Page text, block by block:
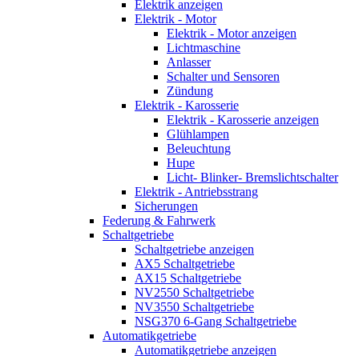
Elektrik anzeigen
Elektrik - Motor
Elektrik - Motor anzeigen
Lichtmaschine
Anlasser
Schalter und Sensoren
Zündung
Elektrik - Karosserie
Elektrik - Karosserie anzeigen
Glühlampen
Beleuchtung
Hupe
Licht- Blinker- Bremslichtschalter
Elektrik - Antriebsstrang
Sicherungen
Federung & Fahrwerk
Schaltgetriebe
Schaltgetriebe anzeigen
AX5 Schaltgetriebe
AX15 Schaltgetriebe
NV2550 Schaltgetriebe
NV3550 Schaltgetriebe
NSG370 6-Gang Schaltgetriebe
Automatikgetriebe
Automatikgetriebe anzeigen